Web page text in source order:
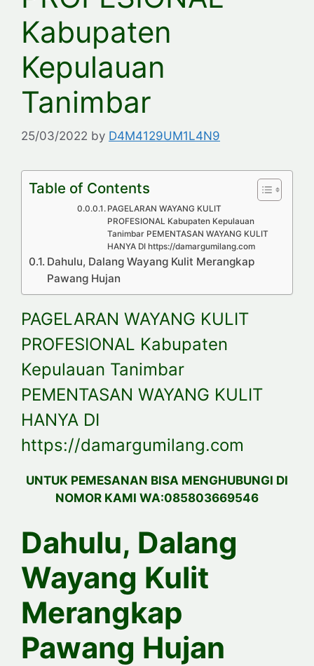
Kabupaten
Kepulauan
Tanimbar
25/03/2022 by D4M4129UM1L4N9
Table of Contents
PAGELARAN WAYANG KULIT
PROFESIONAL Kabupaten Kepulauan
Tanimbar PEMENTASAN WAYANG KULIT
HANYA DI https://damargumilang.com
Dahulu, Dalang Wayang Kulit Merangkap
Pawang Hujan
PAGELARAN WAYANG KULIT
PROFESIONAL Kabupaten
Kepulauan Tanimbar
PEMENTASAN WAYANG KULIT
HANYA DI
https://damargumilang.com
UNTUK PEMESANAN BISA MENGHUBUNGI DI
NOMOR KAMI WA:085803669546
Dahulu, Dalang
Wayang Kulit
Merangkap
Pawang Hujan